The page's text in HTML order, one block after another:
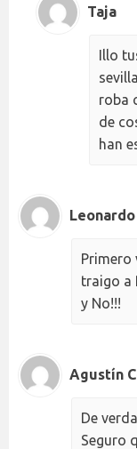
Taja
Illo
roba
de
han
Primero
traigo a
y No!!!
Agustín
De
Seguro